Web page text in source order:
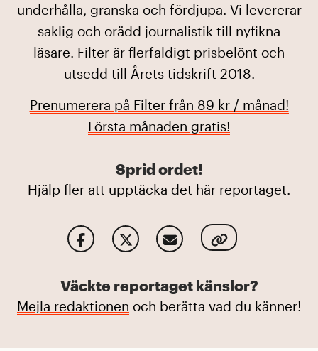
underhålla, granska och fördjupa. Vi levererar
saklig och orädd journalistik till nyfikna
läsare. Filter är flerfaldigt prisbelönt och
utsedd till Årets tidskrift 2018.
Prenumerera på Filter från 89 kr / månad!
Första månaden gratis!
Sprid ordet!
Hjälp fler att upptäcka det här reportaget.
Väckte reportaget känslor?
Mejla redaktionen och berätta vad du känner!